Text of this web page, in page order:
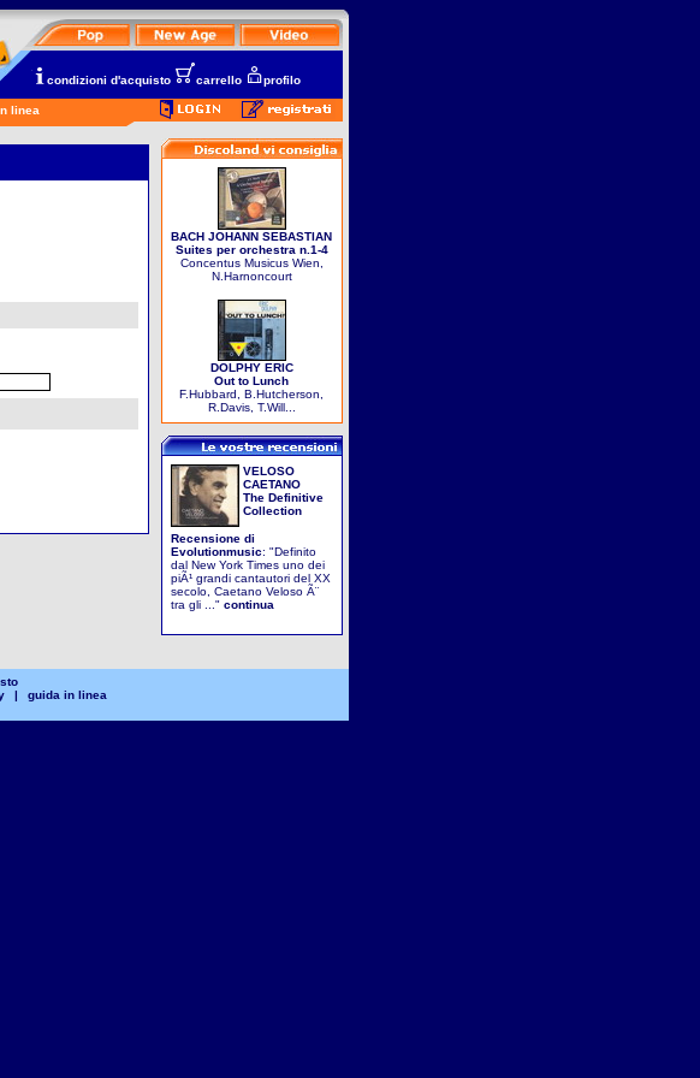
condizioni d'acquisto carrello profilo
linea
BACH JOHANN SEBASTIAN
Suites per orchestra n.1-4
Concentus Musicus Wien,
N.Harnoncourt
DOLPHY ERIC
Out to Lunch
F.Hubbard, B.Hutcherson,
R.Davis, T.Will...
VELOSO
CAETANO
The Definitive
Collection
Recensione di
Evolutionmusic: "Definito
dal New York Times uno dei
piÃ¹ grandi cantautori del XX
secolo, Caetano Veloso Ã¨
tra gli ..." continua
|
guida in linea